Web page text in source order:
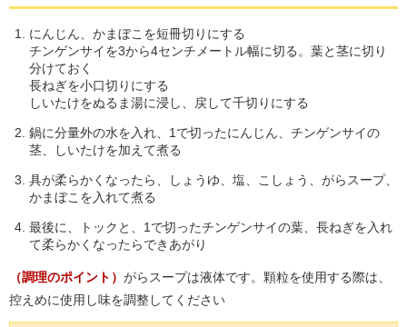
にんじん、かまぼこを短冊切りにする
チンゲンサイを3から4センチメートル幅に切る。葉と茎に切り
分けておく
長ねぎを小口切りにする
しいたけをぬるま湯に浸し、戻して千切りにする
鍋に分量外の水を入れ、1で切ったにんじん、チンゲンサイの
茎、しいたけを加えて煮る
具が柔らかくなったら、しょうゆ、塩、こしょう、がらスープ、
かまぼこを入れて煮る
最後に、トックと、1で切ったチンゲンサイの葉、長ねぎを入れ
て柔らかくなったらできあがり
（調理のポイント） がらスープは液体です。顆粒を使用する際は、
控えめに使用し味を調整してください